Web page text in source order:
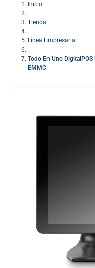
Inicio
Tienda
Linea Empresarial
Todo En Uno
EMMC